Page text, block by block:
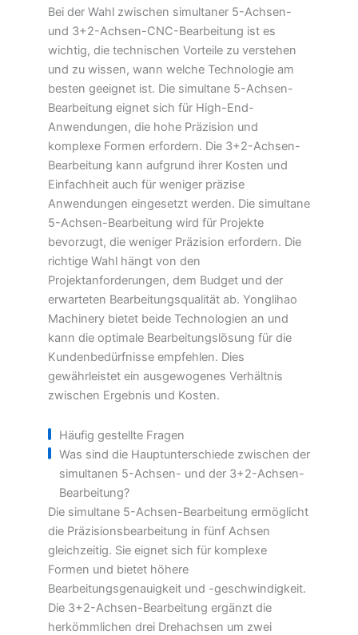
Bei der Wahl zwischen simultaner 5-Achsen-
und 3+2-Achsen-CNC-Bearbeitung ist es
wichtig, die technischen Vorteile zu verstehen
und zu wissen, wann welche Technologie am
besten geeignet ist. Die simultane 5-Achsen-
Bearbeitung eignet sich für High-End-
Anwendungen, die hohe Präzision und
komplexe Formen erfordern. Die 3+2-Achsen-
Bearbeitung kann aufgrund ihrer Kosten und
Einfachheit auch für weniger präzise
Anwendungen eingesetzt werden. Die simultane
5-Achsen-Bearbeitung wird für Projekte
bevorzugt, die weniger Präzision erfordern. Die
richtige Wahl hängt von den
Projektanforderungen, dem Budget und der
erwarteten Bearbeitungsqualität ab. Yonglihao
Machinery bietet beide Technologien an und
kann die optimale Bearbeitungslösung für die
Kundenbedürfnisse empfehlen. Dies
gewährleistet ein ausgewogenes Verhältnis
zwischen Ergebnis und Kosten.
Häufig gestellte Fragen
Was sind die Hauptunterschiede zwischen der
simultanen 5-Achsen- und der 3+2-Achsen-
Bearbeitung?
Die simultane 5-Achsen-Bearbeitung ermöglicht
die Präzisionsbearbeitung in fünf Achsen
gleichzeitig. Sie eignet sich für komplexe
Formen und bietet höhere
Bearbeitungsgenauigkeit und -geschwindigkeit.
Die 3+2-Achsen-Bearbeitung ergänzt die
herkömmlichen drei Drehachsen um zwei